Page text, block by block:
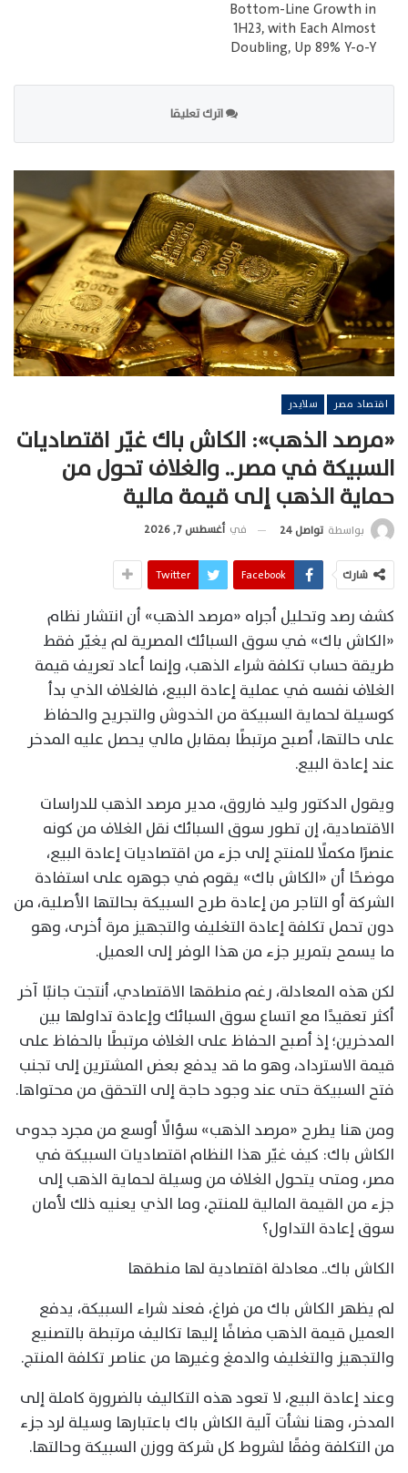
Bottom-Line Growth in
1H23, with Each Almost
Doubling, Up 89% Y-o-Y
اترك تعليقا
اقتصاد مصر سلايدر
«مرصد الذهب»: الكاش باك غيّر اقتصاديات
السبيكة في مصر.. والغلاف تحول من
حماية الذهب إلى قيمة مالية
بواسطة تواصل 24 في أغسطس 7, 2026
شارك Facebook
Twitter
كشف رصد وتحليل أجراه «مرصد الذهب» أن انتشار نظام
«الكاش باك» في سوق السبائك المصرية لم يغيّر فقط
طريقة حساب تكلفة شراء الذهب، وإنما أعاد تعريف قيمة
الغلاف نفسه في عملية إعادة البيع، فالغلاف الذي بدأ
كوسيلة لحماية السبيكة من الخدوش والتجريح والحفاظ
على حالتها، أصبح مرتبطًا بمقابل مالي يحصل عليه المدخر
عند إعادة البيع.
ويقول الدكتور وليد فاروق، مدير مرصد الذهب للدراسات
الاقتصادية، إن تطور سوق السبائك نقل الغلاف من كونه
عنصرًا مكملًا للمنتج إلى جزء من اقتصاديات إعادة البيع،
موضحًا أن «الكاش باك» يقوم في جوهره على استفادة
الشركة أو التاجر من إعادة طرح السبيكة بحالتها الأصلية، من
دون تحمل تكلفة إعادة التغليف والتجهيز مرة أخرى، وهو
ما يسمح بتمرير جزء من هذا الوفر إلى العميل.
لكن هذه المعادلة، رغم منطقها الاقتصادي، أنتجت جانبًا آخر
أكثر تعقيدًا مع اتساع سوق السبائك وإعادة تداولها بين
المدخرين؛ إذ أصبح الحفاظ على الغلاف مرتبطًا بالحفاظ على
قيمة الاسترداد، وهو ما قد يدفع بعض المشترين إلى تجنب
فتح السبيكة حتى عند وجود حاجة إلى التحقق من محتواها.
ومن هنا يطرح «مرصد الذهب» سؤالًا أوسع من مجرد جدوى
الكاش باك: كيف غيّر هذا النظام اقتصاديات السبيكة في
مصر، ومتى يتحول الغلاف من وسيلة لحماية الذهب إلى
جزء من القيمة المالية للمنتج، وما الذي يعنيه ذلك لأمان
سوق إعادة التداول؟
الكاش باك.. معادلة اقتصادية لها منطقها
لم يظهر الكاش باك من فراغ، فعند شراء السبيكة، يدفع
العميل قيمة الذهب مضافًا إليها تكاليف مرتبطة بالتصنيع
والتجهيز والتغليف والدمغ وغيرها من عناصر تكلفة المنتج.
وعند إعادة البيع، لا تعود هذه التكاليف بالضرورة كاملة إلى
المدخر، وهنا نشأت آلية الكاش باك باعتبارها وسيلة لرد جزء
من التكلفة وفقًا لشروط كل شركة ووزن السبيكة وحالتها.